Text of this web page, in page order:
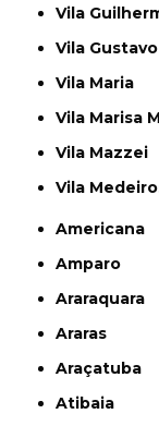
Vila
Vila Gustavo
Vila Maria
Vila Marisa
Vila Mazzei
Vila
Americana
Amparo
Araraquara
Araras
Araçatuba
Atibaia